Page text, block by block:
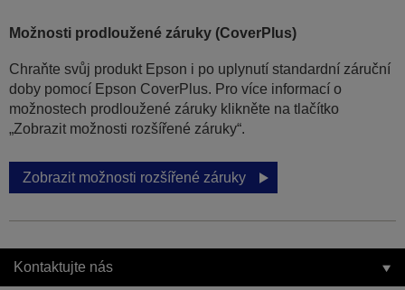
Možnosti prodloužené záruky (CoverPlus)
Chraňte svůj produkt Epson i po uplynutí standardní záruční
doby pomocí Epson CoverPlus. Pro více informací o
možnostech prodloužené záruky klikněte na tlačítko
„Zobrazit možnosti rozšířené záruky“.
Zobrazit možnosti rozšířené záruky
Kontaktujte nás